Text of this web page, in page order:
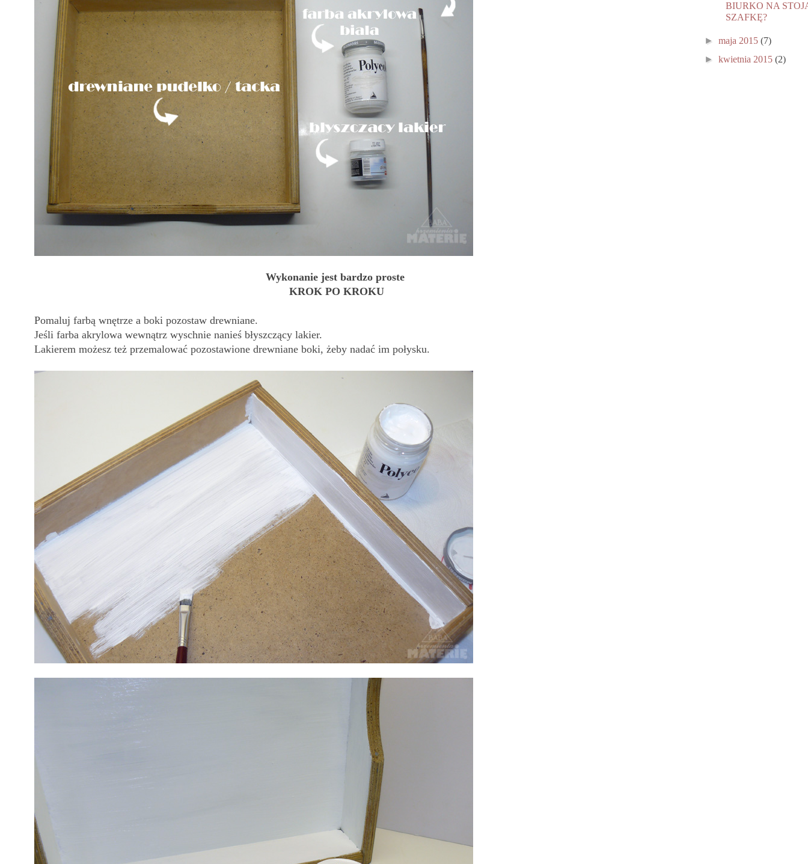
Wykonanie jest bardzo proste
KROK PO KROKU
Pomaluj farbą wnętrze a boki pozostaw drewniane.
Jeśli farba akrylowa wewnątrz wyschnie nanieś błyszczący lakier.
Lakierem możesz też przemalować pozostawione drewniane boki, żeby nadać im połysku.
BIURKO NA
SZAFKĘ?
►maja 2015(7)
►kwietnia 2015(2)